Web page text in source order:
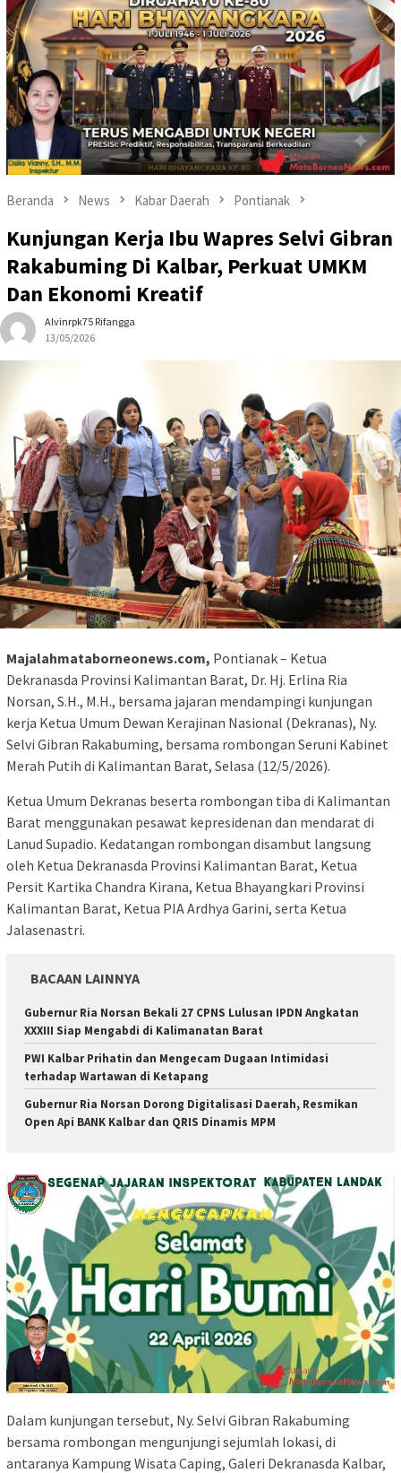
Beranda News Kabar Daerah Pontianak
Kunjungan Kerja Ibu Wapres Selvi Gibran
Rakabuming Di Kalbar, Perkuat UMKM
Dan Ekonomi Kreatif
Alvinrpk75 Rifangga
13/05/2026
Majalahmataborneonews.com, Pontianak – Ketua
Dekranasda Provinsi Kalimantan Barat, Dr. Hj. Erlina Ria
Norsan, S.H., M.H., bersama jajaran mendampingi kunjungan
kerja Ketua Umum Dewan Kerajinan Nasional (Dekranas), Ny.
Selvi Gibran Rakabuming, bersama rombongan Seruni Kabinet
Merah Putih di Kalimantan Barat, Selasa (12/5/2026).
Ketua Umum Dekranas beserta rombongan tiba di Kalimantan
Barat menggunakan pesawat kepresidenan dan mendarat di
Lanud Supadio. Kedatangan rombongan disambut langsung
oleh Ketua Dekranasda Provinsi Kalimantan Barat, Ketua
Persit Kartika Chandra Kirana, Ketua Bhayangkari Provinsi
Kalimantan Barat, Ketua PIA Ardhya Garini, serta Ketua
Jalasenastri.
BACAAN LAINNYA
Gubernur Ria Norsan Bekali 27 CPNS Lulusan IPDN Angkatan
XXXIII Siap Mengabdi di Kalimanatan Barat
PWI Kalbar Prihatin dan Mengecam Dugaan Intimidasi
terhadap Wartawan di Ketapang
Gubernur Ria Norsan Dorong Digitalisasi Daerah, Resmikan
Open Api BANK Kalbar dan QRIS Dinamis MPM
Dalam kunjungan tersebut, Ny. Selvi Gibran Rakabuming
bersama rombongan mengunjungi sejumlah lokasi, di
antaranya Kampung Wisata Caping, Galeri Dekranasda Kalbar,